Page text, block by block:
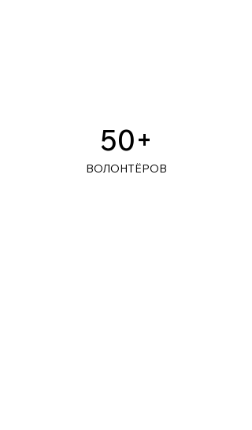
50+
ВОЛОНТЁРОВ